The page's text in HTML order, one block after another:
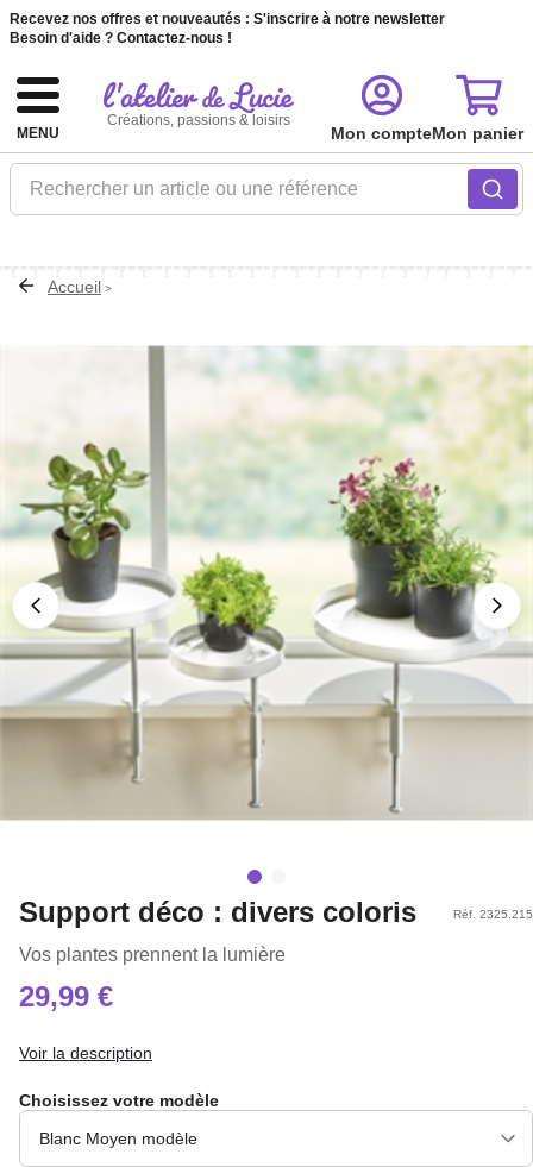
Recevez nos offres et nouveautés : S'inscrire à notre newsletter
Besoin d'aide ? Contactez-nous !
MENU
Créations, passions & loisirs
Rechercher un article ou une référence
Mon compteMon panier
Accueil >
Support déco : divers coloris
Vos plantes prennent la lumière
Réf. 2325.215
29,99 €
Voir la description
Choisissez votre modèle